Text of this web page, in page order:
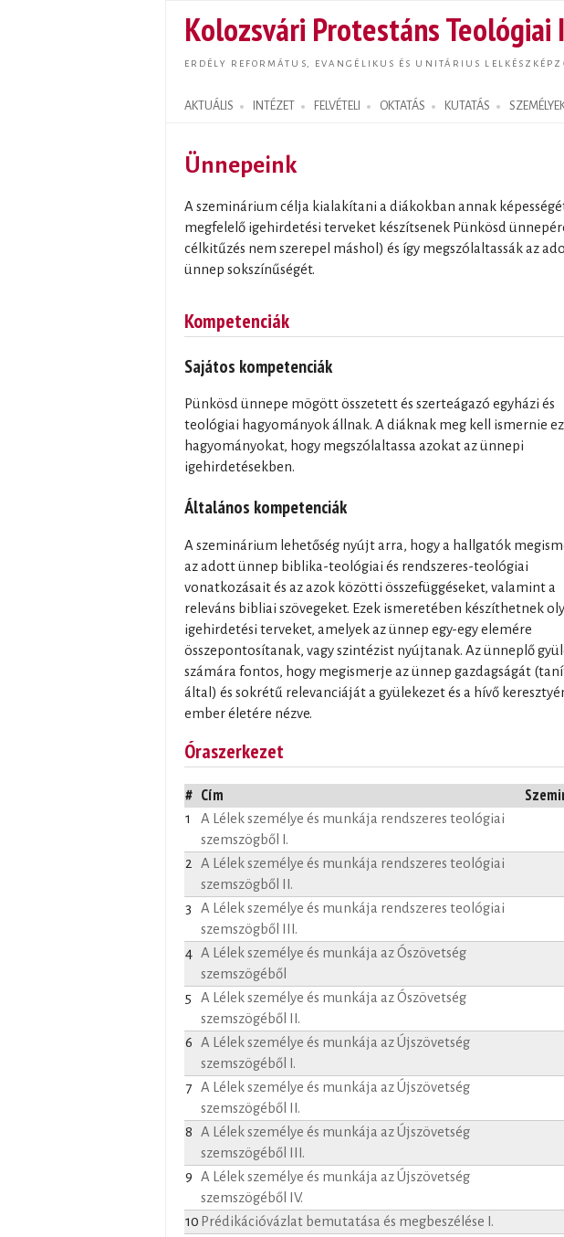
Kolozsvári Protestáns
ERDÉLY REFORMÁTUS, EVANGÉLIKUS ÉS UNITÁRIUS
AKTUÁLIS INTÉZET FELVÉTELI OKTATÁS KUTATÁS
Search form
Ünnepeink
A szeminárium célja kialakítani a diákokban annak
megfelelő igehirdetési terveket készítsenek Pünkösd
célkitűzés nem szerepel máshol) és így megszólaltassák az
ünnep sokszínűségét.
Kompetenciák
Sajátos kompetenciák
Pünkösd ünnepe mögött összetett és szerteágazó egyházi és
teológiai hagyományok állnak. A diáknak meg kell ismernie
hagyományokat, hogy megszólaltassa azokat az ünnepi
igehirdetésekben.
Általános kompetenciák
A szeminárium lehetőség nyújt arra, hogy a hallgatók
az adott ünnep biblika-teológiai és rendszeres-teológiai
vonatkozásait és az azok közötti összefüggéseket, valamint a
releváns bibliai szövegeket. Ezek ismeretében készíthetnek
igehirdetési terveket, amelyek az ünnep egy-egy elemére
összepontosítanak, vagy szintézist nyújtanak. Az ünneplő
számára fontos, hogy megismerje az ünnep gazdagságát
által) és sokrétű relevanciáját a gyülekezet és a hívő
ember életére nézve.
Óraszerkezet
# Cím
1
A Lélek személye és munkája rendszeres teológiai
szemszögből I.
2
A Lélek személye és munkája rendszeres teológiai
szemszögből II.
3
A Lélek személye és munkája rendszeres teológiai
szemszögből III.
4 A Lélek személye és munkája az Ószövetség
szemszögéből
5
A Lélek személye és munkája az Ószövetség
szemszögéből II.
6
A Lélek személye és munkája az Újszövetség
szemszögéből I.
7
A Lélek személye és munkája az Újszövetség
szemszögéből II.
8
A Lélek személye és munkája az Újszövetség
szemszögéből III.
9
A Lélek személye és munkája az Újszövetség
szemszögéből IV.
10 Prédikációvázlat bemutatása és megbeszélése I.